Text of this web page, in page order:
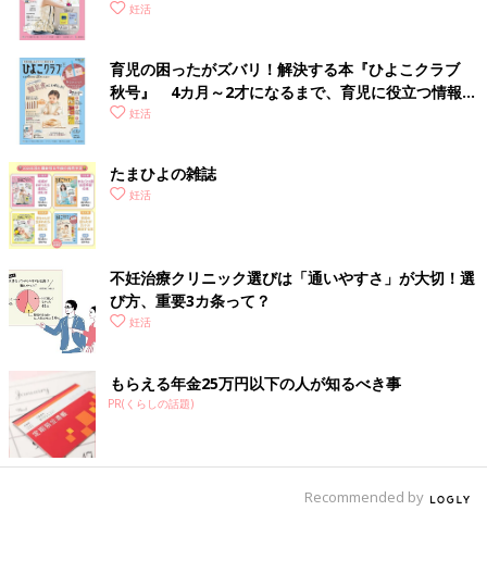
妊活
育児の困ったがズバリ！解決する本『ひよこクラブ
秋号』 4カ月～2才になるまで、育児に役立つ情報が
いっぱい！
妊活
たまひよの雑誌
妊活
不妊治療クリニック選びは「通いやすさ」が大切！選
び方、重要3カ条って？
妊活
もらえる年金25万円以下の人が知るべき事
PR(くらしの話題)
Recommended by